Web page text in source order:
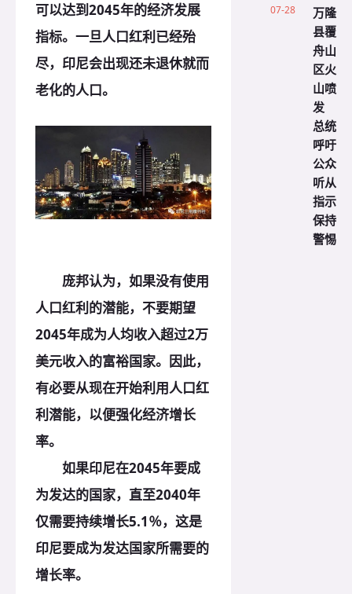
可以达到2045年的经济发展
指标。一旦人口红利已经殆
尽，印尼会出现还未退休就而
老化的人口。
庞邦认为，如果没有使用
人口红利的潜能，不要期望
2045年成为人均收入超过2万
美元收入的富裕国家。因此，
有必要从现在开始利用人口红
利潜能，以便强化经济增长
率。
如果印尼在2045年要成
为发达的国家，直至2040年
仅需要持续增长5.1％，这是
印尼要成为发达国家所需要的
增长率。
07-28
万隆
县覆
舟山
区火
山喷
发
总统
呼吁
公众
听从
指示
保持
警惕